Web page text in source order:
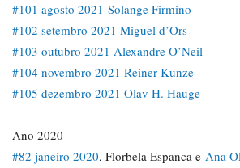
#101 agosto 2021 Solange Firmino
#102 setembro 2021 Miguel d’Ors
#103 outubro 2021 Alexandre O’Neil
#104 novembro 2021 Reiner Kunze
#105 dezembro 2021 Olav H. Hauge
Ano 2020
#82 janeiro 2020, Florbela Espanca e Ana